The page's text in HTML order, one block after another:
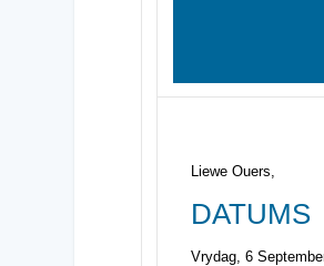
Liewe Ouers,
DATUMS
Vrydag, 6